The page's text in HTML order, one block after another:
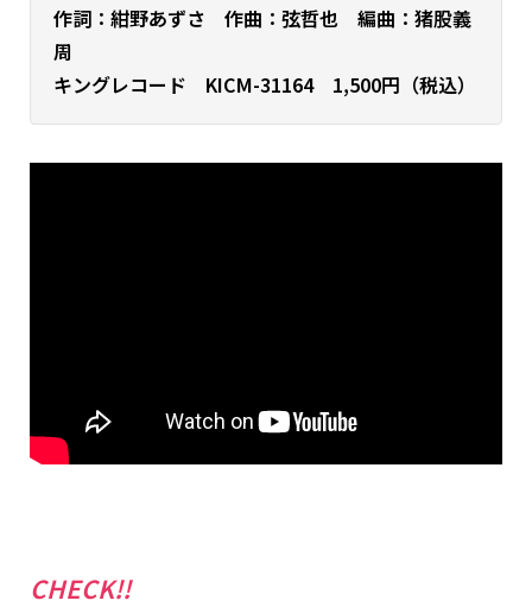
作詞：紺野あずさ 作曲：弦哲也 編曲：猪股義
周
キングレコード KICM-31164 1,500円（税込）
CHECK!!